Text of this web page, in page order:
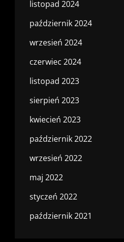
listopad 2024
październik 2024
wrzesień 2024
czerwiec 2024
listopad 2023
sierpień 2023
kwiecień 2023
październik 2022
wrzesień 2022
maj 2022
styczeń 2022
październik 2021